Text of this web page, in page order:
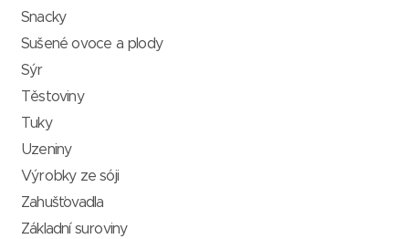
Snacky
Sušené ovoce a plody
Sýr
Těstoviny
Tuky
Uzeniny
Výrobky ze sóji
Zahušťovadla
Základní suroviny